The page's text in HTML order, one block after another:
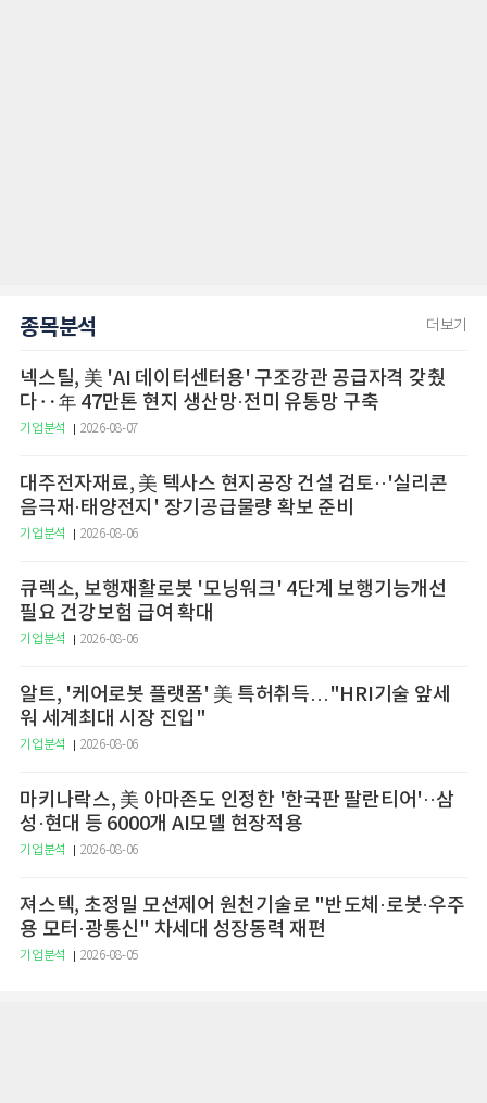
종목분석 더보기
넥스틸, 美 'AI 데이터센터용' 구조강관 공급자격 갖췄
다‥年 47만톤 현지 생산망·전미 유통망 구축
기업분석 2026-08-07
대주전자재료, 美 텍사스 현지공장 건설 검토··'실리콘
음극재·태양전지' 장기공급물량 확보 준비
기업분석 2026-08-06
큐렉소, 보행재활로봇 '모닝워크' 4단계 보행기능개선
필요 건강보험 급여 확대
기업분석 2026-08-06
알트, '케어로봇 플랫폼' 美 특허취득…"HRI기술 앞세
워 세계최대 시장 진입"
기업분석 2026-08-06
마키나락스, 美 아마존도 인정한 '한국판 팔란티어'··삼
성·현대 등 6000개 AI모델 현장적용
기업분석 2026-08-06
져스텍, 초정밀 모션제어 원천기술로 "반도체·로봇·우주
용 모터·광통신" 차세대 성장동력 재편
기업분석 2026-08-05